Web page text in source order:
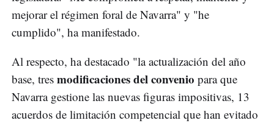
mejorar el régimen foral de Navarra" y "he
cumplido", ha manifestado.
Al respecto, ha destacado "la actualización del año
base, tres modificaciones del convenio para que
Navarra gestione las nuevas figuras impositivas, 13
acuerdos de limitación competencial que han evitado